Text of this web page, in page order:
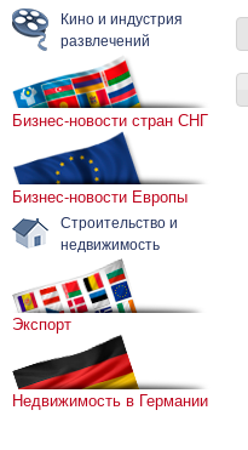
Кино и индустрия
развлечений
Бизнес-новости стран СНГ
Бизнес-новости Европы
Строительство и
недвижимость
Экспорт
Недвижимость в Германии